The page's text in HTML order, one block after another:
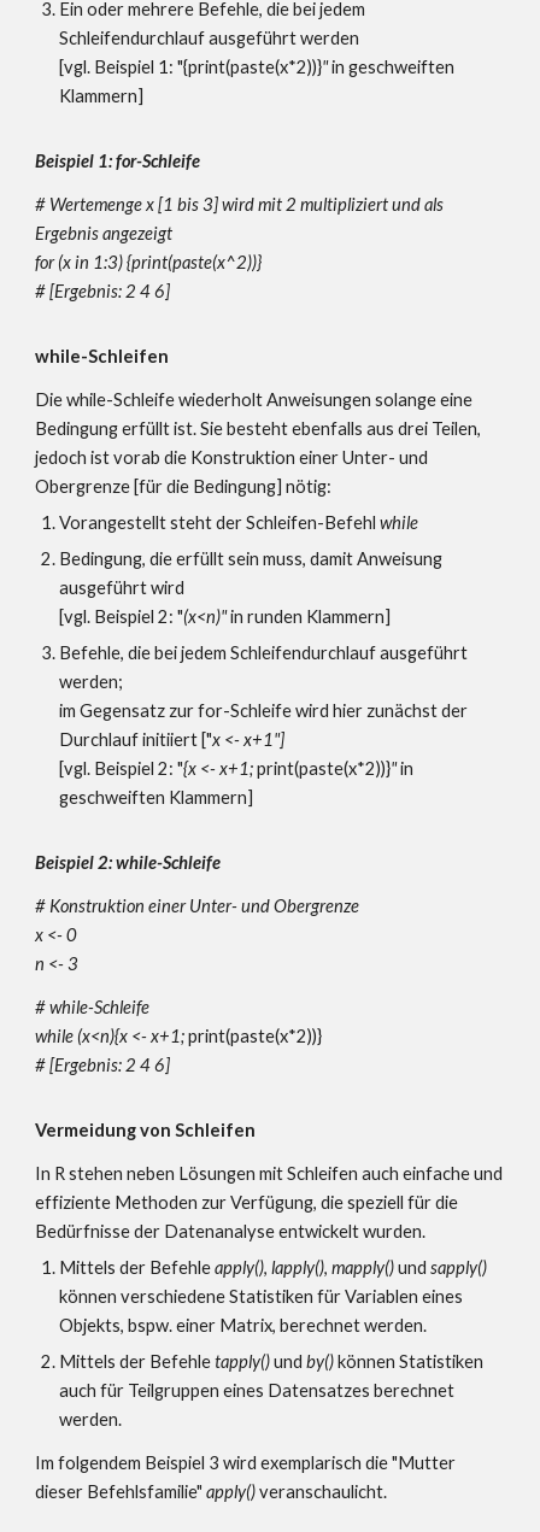
Ein oder mehrere Befehle, die bei jedem
Schleifendurchlauf ausgeführt werden
[vgl. Beispiel 1: "{print(paste(x*2))}"in geschweiften
Klammern]
Beispiel 1: for-Schleife
# Wertemenge x [1 bis 3] wird mit 2 multipliziert und als
Ergebnis angezeigt
for (x in 1:3) {print(paste(x^2))}
#[Ergebnis: 2 4 6]
while-Schleifen
Die while-Schleife wiederholtAnweisungen solangeeine
Bedingungerfüllt ist. Sie bestehtebenfalls aus drei Teilen,
jedoch ist vorab die Konstruktion einer Unter- und
Obergrenze [für die Bedingung] nötig:
Vorangestellt steht der Schleifen-Befehlwhile
Bedingung, die erfüllt sein muss, damit Anweisung
ausgeführt wird
[vgl. Beispiel 2: "(x<n)"in runden Klammern]
Befehle, die bei jedem Schleifendurchlauf ausgeführt
werden;
im Gegensatz zur for-Schleife wird hier zunächst der
Durchlauf initiiert ["x <- x+1"]
[vgl. Beispiel 2: "{x <- x+1;print(paste(x*2))}"in
geschweiften Klammern]
Beispiel 2: while-Schleife
# Konstruktion einer Unter- und Obergrenze
x <- 0
n <- 3
# while-Schleife
while (x<n){x <- x+1;print(paste(x*2))}
#[Ergebnis: 2 4 6]
Vermeidung von Schleifen
In R stehen neben Lösungen mit Schleifen auch einfache und
effiziente Methoden zur Verfügung, die speziell für die
Bedürfnisse der Datenanalyse entwickelt wurden.
Mittels der Befehleapply(),lapply(),mapply()undsapply()
können verschiedene Statistiken für Variablen eines
Objekts, bspw. einer Matrix, berechnet werden.
Mittels der Befehletapply()undby()können Statistiken
auch für Teilgruppen eines Datensatzes berechnet
werden.
Im folgendem Beispiel 3 wird exemplarisch die "Mutter
dieser Befehlsfamilie"apply()veranschaulicht.